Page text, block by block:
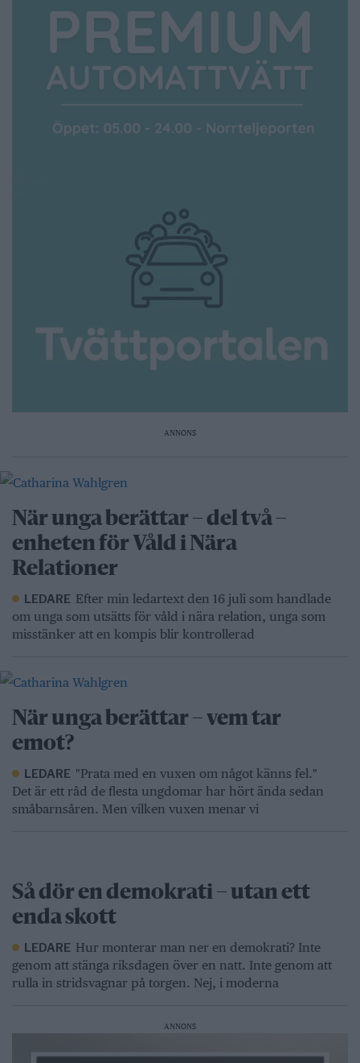
ANNONS
När unga berättar – del två –
enheten för Våld i Nära
Relationer
LEDARE Efter min ledartext den 16 juli som handlade
om unga som utsätts för våld i nära relation, unga som
misstänker att en kompis blir kontrollerad
När unga berättar – vem tar
emot?
LEDARE "Prata med en vuxen om något känns fel."
Det är ett råd de flesta ungdomar har hört ända sedan
småbarnsåren. Men vilken vuxen menar vi
Så dör en demokrati – utan ett
enda skott
LEDARE Hur monterar man ner en demokrati? Inte
genom att stänga riksdagen över en natt. Inte genom att
rulla in stridsvagnar på torgen. Nej, i moderna
ANNONS